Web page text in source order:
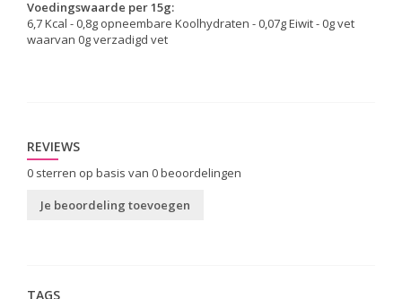
Voedingswaarde per 15g:
6,7 Kcal - 0,8g opneembare Koolhydraten - 0,07g Eiwit - 0g vet
waarvan 0g verzadigd vet
REVIEWS
0 sterren op basis van 0beoordelingen
Je beoordeling toevoegen
TAGS